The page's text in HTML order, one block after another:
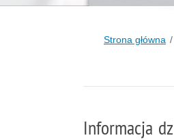
Strona główna
Informacja